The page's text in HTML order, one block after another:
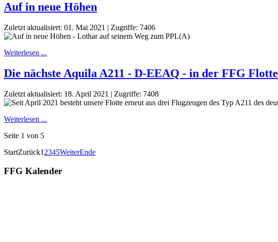
Auf in neue Höhen
Zuletzt aktualisiert: 01. Mai 2021 | Zugriffe: 7406
Weiterlesen ...
Die nächste Aquila A211 - D-EEAQ - in der FFG Flotte
Zuletzt aktualisiert: 18. April 2021 | Zugriffe: 7408
Weiterlesen ...
Seite 1 von 5
StartZurück1 2345WeiterEnde
FFG Kalender